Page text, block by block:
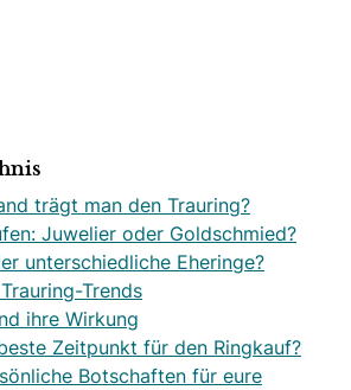
trägt man den Trauring?
Juwelier oder Goldschmied?
unterschiedliche Eheringe?
Trends
ihre Wirkung
Zeitpunkt für den Ringkauf?
Botschaften für eure